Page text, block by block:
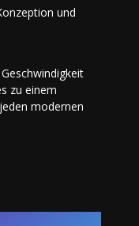
und
zu einem
modernen